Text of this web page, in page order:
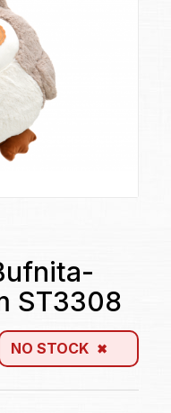
ST3308
NO STOCK